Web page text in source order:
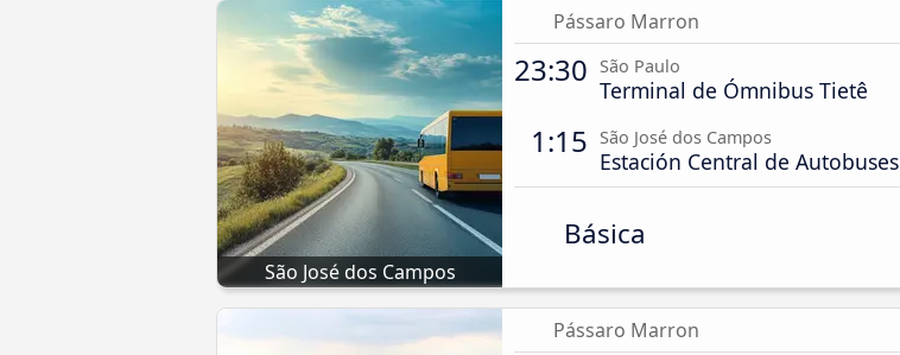
São José dos Campos
Pássaro Marron
23:30 São Paulo
Terminal de Ómnibus Tietê
1:15 São José dos Campos
Estación Central de Autobuses
Básica
Pássaro Marron